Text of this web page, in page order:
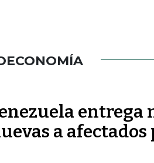
entrega
a afectados